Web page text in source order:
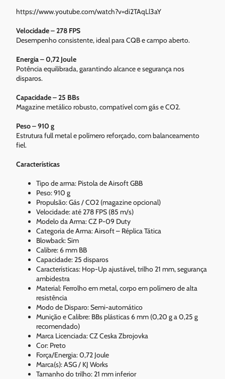
https://www.youtube.com/watch?v=di2TAqLl3aY
Velocidade – 278 FPS
Desempenho consistente, ideal para CQB e campo aberto.
Energia – 0,72 Joule
Potência equilibrada, garantindo alcance e segurança nos
disparos.
Capacidade – 25 BBs
Magazine metálico robusto, compatível com gás e CO2.
Peso – 910 g
Estrutura full metal e polímero reforçado, com balanceamento
fiel.
Características
Tipo de arma: Pistola de Airsoft GBB
Peso: 910 g
Propulsão: Gás / CO2 (magazine opcional)
Velocidade: até 278 FPS (85 m/s)
Modelo da Arma: CZ P-09 Duty
Categoria de Arma: Airsoft – Réplica Tática
Blowback: Sim
Calibre: 6 mm BB
Capacidade: 25 disparos
Características: Hop-Up ajustável, trilho 21 mm, segurança
ambidestra
Material: Ferrolho em metal, corpo em polímero de alta
resistência
Modo de Disparo: Semi-automático
Munição e Calibre: BBs plásticas 6 mm (0,20 g a 0,25 g
recomendado)
Marca Licenciada: CZ Ceska Zbrojovka
Cor: Preto
Força/Energia: 0,72 Joule
Marca(s): ASG / KJ Works
Tamanho do trilho: 21 mm inferior